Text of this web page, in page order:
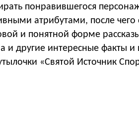
понравившегося
атрибутами, после чего
и понятной форме
и другие интересные факты и
«Святой Источник